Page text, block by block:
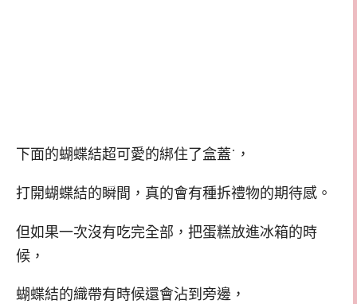
下面的蝴蝶結超可愛的綁住了盒蓋˙，
打開蝴蝶結的瞬間，真的會有種拆禮物的期待感。
但如果一次沒有吃完全部，把蛋糕放進冰箱的時
候，
蝴蝶結的織帶有時候還會沾到旁邊，